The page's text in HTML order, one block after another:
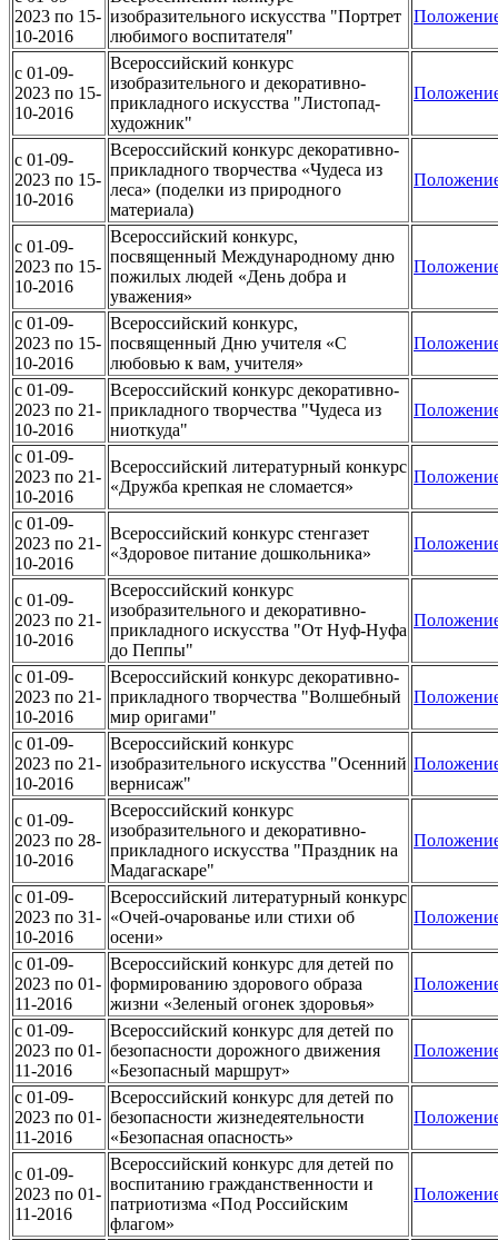
2023 по 15-
10-2016
изобразительного искусства "Портрет
любимого воспитателя"
c 01-09-
2023 по 15-
10-2016
Всероссийский конкурс
изобразительного и декоративно-
прикладного искусства "Листопад-
художник"
c 01-09-
2023 по 15-
10-2016
Всероссийский конкурс декоративно-
прикладного творчества «Чудеса из
леса» (поделки из природного
материала)
c 01-09-
2023 по 15-
10-2016
Всероссийский конкурс,
посвященный Международному дню
пожилых людей «День добра и
уважения»
c 01-09-
2023 по 15-
10-2016
Всероссийский конкурс,
посвященный Дню учителя «С
любовью к вам, учителя»
c 01-09-
2023 по 21-
10-2016
Всероссийский конкурс декоративно-
прикладного творчества "Чудеса из
ниоткуда"
c 01-09-
2023 по 21-
10-2016
Всероссийский литературный конкурс
«Дружба крепкая не сломается»
c 01-09-
2023 по 21-
10-2016
Всероссийский конкурс стенгазет
«Здоровое питание дошкольника»
c 01-09-
2023 по 21-
10-2016
Всероссийский конкурс
изобразительного и декоративно-
прикладного искусства "От Нуф-Нуфа
до Пеппы"
c 01-09-
2023 по 21-
10-2016
Всероссийский конкурс декоративно-
прикладного творчества "Волшебный
мир оригами"
c 01-09-
2023 по 21-
10-2016
Всероссийский конкурс
изобразительного искусства "Осенний
вернисаж"
c 01-09-
2023 по 28-
10-2016
Всероссийский конкурс
изобразительного и декоративно-
прикладного искусства "Праздник на
Мадагаскаре"
c 01-09-
2023 по 31-
10-2016
Всероссийский литературный конкурс
«Очей-очарованье или стихи об
осени»
c 01-09-
2023 по 01-
11-2016
Всероссийский конкурс для детей по
формированию здорового образа
жизни «Зеленый огонек здоровья»
c 01-09-
2023 по 01-
11-2016
Всероссийский конкурс для детей по
безопасности дорожного движения
«Безопасный маршрут»
c 01-09-
2023 по 01-
11-2016
Всероссийский конкурс для детей по
безопасности жизнедеятельности
«Безопасная опасность»
c 01-09-
2023 по 01-
11-2016
Всероссийский конкурс для детей по
воспитанию гражданственности и
патриотизма «Под Российским
флагом»